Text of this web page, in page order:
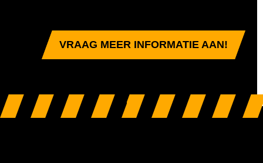
VRAAG MEER INFORMATIE AAN!